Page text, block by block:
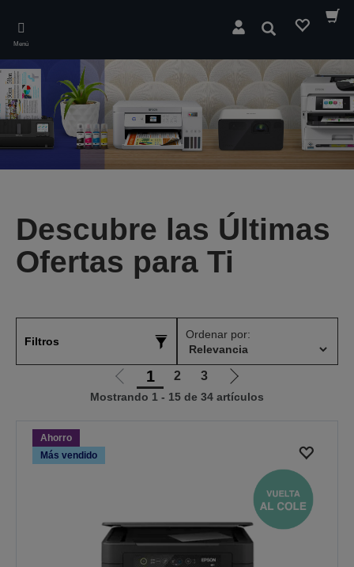
main
content
Menú
Buscar
Descubre las Últimas
Ofertas para Ti
Filtros
Ordenar por:
Ir
a
1 2 3
Ir
a
Mostrando 1 - 15 de 34 artículos
Ahorro
Más vendido